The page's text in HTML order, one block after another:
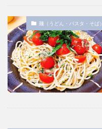
麺（うどん・パスタ・そば）